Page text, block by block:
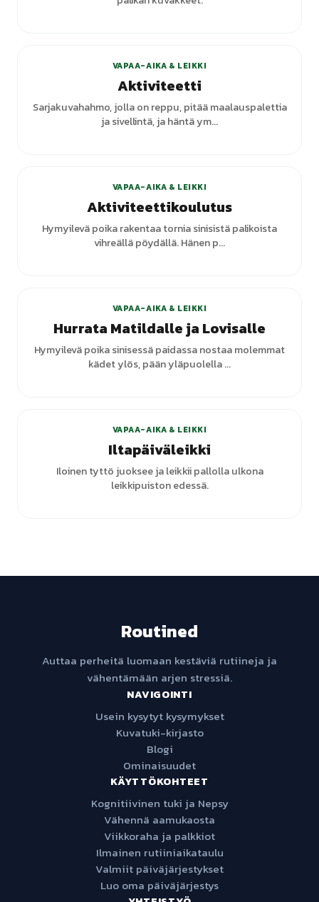
VAPAA-AIKA & LEIKKI
Aktiviteetti
Sarjakuvahahmo, jolla on reppu, pitää maalauspalettia
ja sivellintä, ja häntä ym...
VAPAA-AIKA & LEIKKI
Aktiviteettikoulutus
Hymyilevä poika rakentaa tornia sinisistä palikoista
vihreällä pöydällä. Hänen p...
VAPAA-AIKA & LEIKKI
Hurrata Matildalle ja Lovisalle
Hymyilevä poika sinisessä paidassa nostaa molemmat
kädet ylös, pään yläpuolella ...
VAPAA-AIKA & LEIKKI
Iltapäiväleikki
Iloinen tyttö juoksee ja leikkii pallolla ulkona
leikkipuiston edessä.
Routined
Auttaa perheitä luomaan kestäviä rutiineja ja
vähentämään arjen stressiä.
NAVIGOINTI
Usein kysytyt kysymykset
Kuvatuki-kirjasto
Blogi
Ominaisuudet
KÄYTTÖKOHTEET
Kognitiivinen tuki ja Nepsy
Vähennä aamukaosta
Viikkoraha ja palkkiot
Ilmainen rutiiniaikataulu
Valmiit päiväjärjestykset
Luo oma päiväjärjestys